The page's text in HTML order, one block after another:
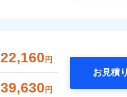
22,160 円
39,630 円
お見積り